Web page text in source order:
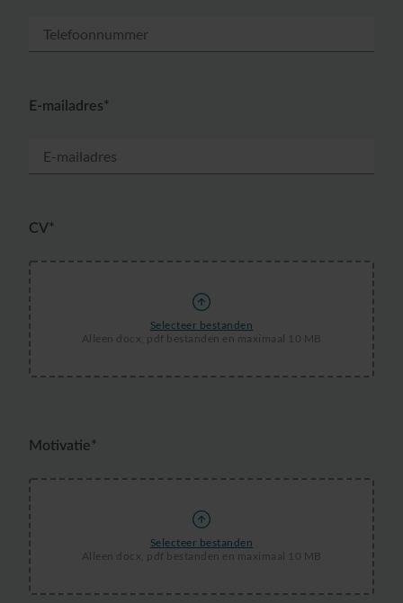
E-mailadres*
CV*
Selecteer bestanden
Alleen docx, pdf bestanden en maximaal 10 MB
Motivatie*
Selecteer bestanden
Alleen docx, pdf bestanden en maximaal 10 MB